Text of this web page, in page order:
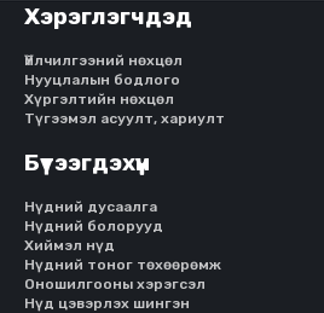
Хэрэглэгчдэд
Үйлчилгээний нөхцөл
Нууцлалын бодлого
Хүргэлтийн нөхцөл
Түгээмэл асуулт, хариулт
Бүтээгдэхүүн
Нүдний дусаалга
Нүдний болорууд
Хиймэл нүд
Нүдний тоног төхөөрөмж
Оношилгооны хэрэгсэл
Нүд цэвэрлэх шингэн